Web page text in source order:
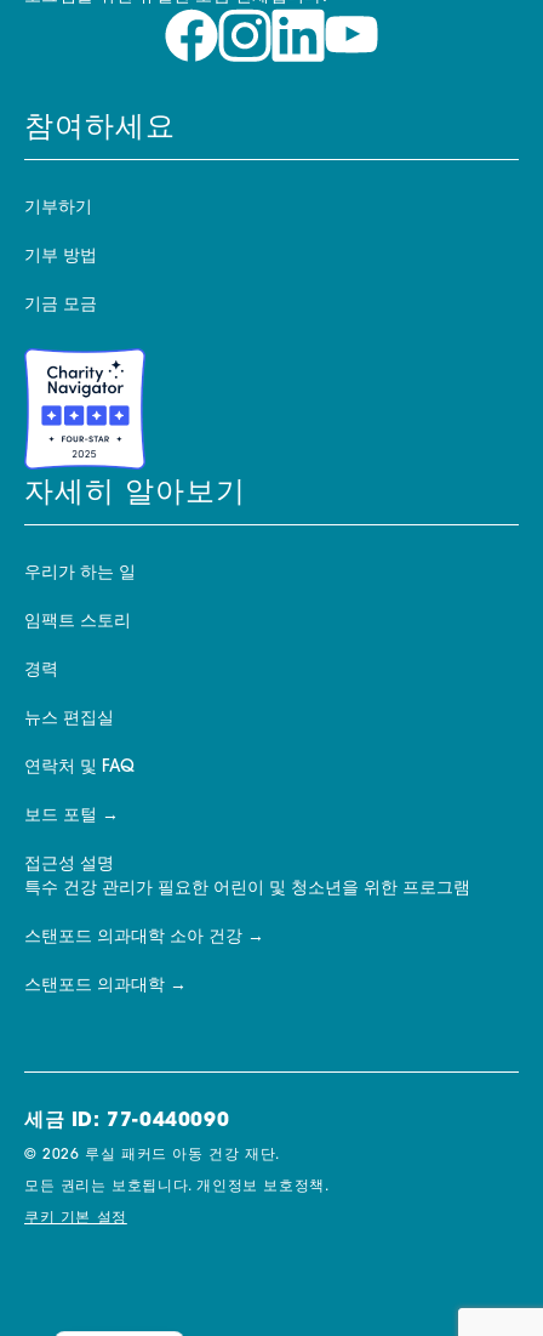
참여하세요
기부하기
기부 방법
기금 모금
자세히 알아보기
우리가 하는 일
임팩트 스토리
경력
뉴스 편집실
연락처 및 FAQ
보드 포털
접근성 설명
특수 건강 관리가 필요한 어린이 및 청소년을 위한 프로그램
스탠포드 의과대학 소아 건강
스탠포드 의과대학
세금 ID: 77-0440090
© 2026 루실 패커드 아동 건강 재단.
모든 권리는 보호됩니다.개인정보 보호정책.
쿠키 기본 설정